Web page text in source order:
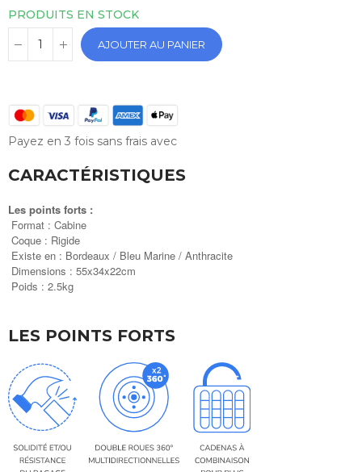
PRODUITS EN STOCK
AJOUTER AU PANIER
Payez en 3 fois sans frais avec
CARACTÉRISTIQUES
Les points forts :
Format : Cabine
Coque : Rigide
Existe en : Bordeaux / Bleu Marine / Anthracite
Dimensions : 55x34x22cm
Poids : 2.5kg
LES POINTS FORTS